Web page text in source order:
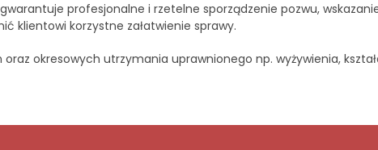
profesjonalne i rzetelne sporządzenie pozwu,
klientowi korzystne załatwienie sprawy.
okresowych utrzymania uprawnionego np. wyżywienia,